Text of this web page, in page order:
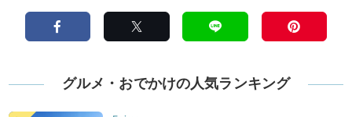
グルメ・おでかけの人気ランキング